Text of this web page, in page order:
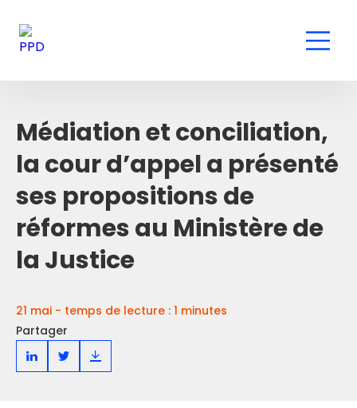
Médiation et conciliation,
la cour d’appel a présenté
ses propositions de
réformes au Ministère de
la Justice
21 mai - temps de lecture : 1 minutes
Partager